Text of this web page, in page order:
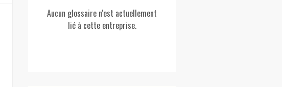
Aucun glossaire n'est actuellement
lié à cette entreprise.